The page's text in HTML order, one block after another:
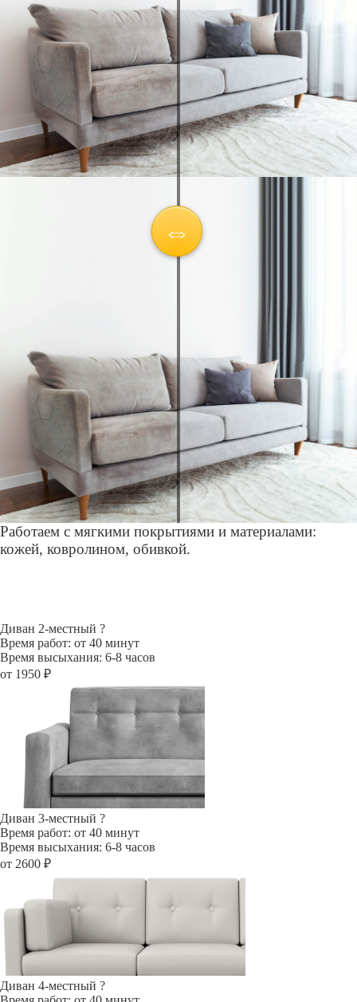
Работаем с мягкими покрытиями и материалами:
кожей, ковролином, обивкой.
Диван 2-местный ?
Время работ: от 40 минут
Время высыхания: 6-8 часов
от 1950 ₽
Диван 3-местный ?
Время работ: от 40 минут
Время высыхания: 6-8 часов
от 2600 ₽
Диван 4-местный ?